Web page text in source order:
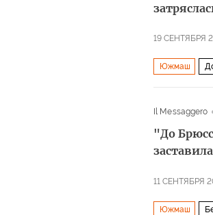
19 СЕНТЯБРЯ
Южмаш
Il Messaggero
"До
11 СЕНТЯБРЯ
Южмаш